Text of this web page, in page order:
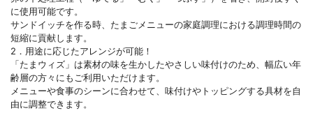
に使用可能です。
サンドイッチを作る時、たまごメニューの家庭調理における調理時間の
短縮に貢献します。
2．用途に応じたアレンジが可能！
「たまウィズ」は素材の味を生かしたやさしい味付けのため、幅広い年
齢層の方々にもご利用いただけます。
メニューや食事のシーンに合わせて、味付けやトッピングする具材を自
由に調整できます。